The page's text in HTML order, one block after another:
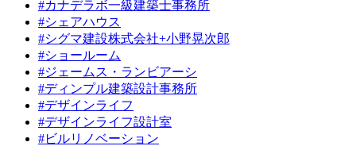
#カナデラボ一級建築士事務所
#シェアハウス
#シグマ建設株式会社+小野晃次郎
#ショールーム
#ジェームス・ランビアーシ
#ディンプル建築設計事務所
#デザインライフ
#デザインライフ設計室
#ビルリノベーション